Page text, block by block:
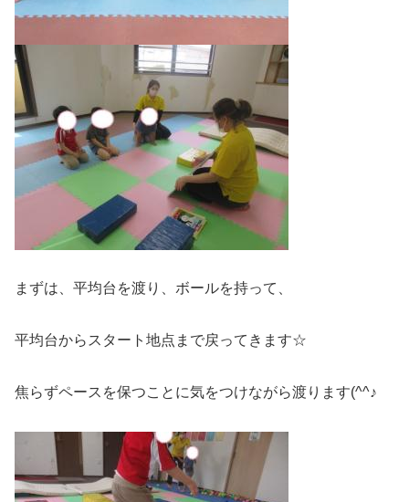
まずは、平均台を渡り、ボールを持って、
平均台からスタート地点まで戻ってきます☆
焦らずペースを保つことに気をつけながら渡ります(^^♪